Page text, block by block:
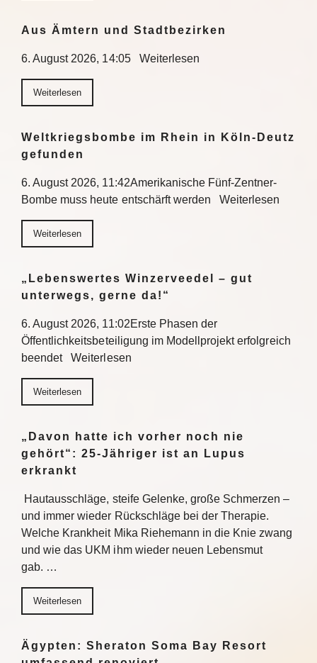
Aus Ämtern und Stadtbezirken
6. August 2026, 14:05 Weiterlesen
Weiterlesen
Weltkriegsbombe im Rhein in Köln-Deutz
gefunden
6. August 2026, 11:42Amerikanische Fünf-Zentner-
Bombe muss heute entschärft werden Weiterlesen
Weiterlesen
„Lebenswertes Winzerveedel – gut
unterwegs, gerne da!“
6. August 2026, 11:02Erste Phasen der
Öffentlichkeitsbeteiligung im Modellprojekt erfolgreich
beendet Weiterlesen
Weiterlesen
„Davon hatte ich vorher noch nie
gehört“: 25-Jähriger ist an Lupus
erkrankt
Hautausschläge, steife Gelenke, große Schmerzen –
und immer wieder Rückschläge bei der Therapie.
Welche Krankheit Mika Riehemann in die Knie zwang
und wie das UKM ihm wieder neuen Lebensmut
gab. …
Weiterlesen
Ägypten: Sheraton Soma Bay Resort